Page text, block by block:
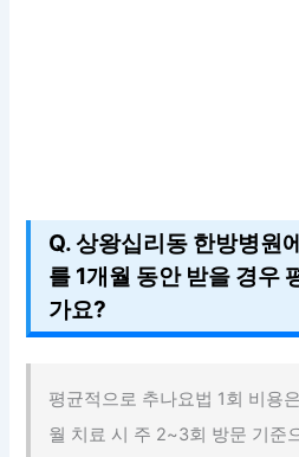
Q. 상왕십리동 한방병원
를 1개월 동안 받을 경우
가요?
평균적으로 추나요법 1회 비용
월 치료 시 주 2~3회 방문 기준